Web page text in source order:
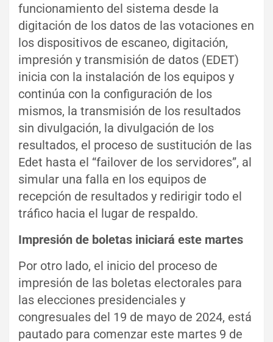
funcionamiento del sistema desde la
digitación de los datos de las votaciones en
los dispositivos de escaneo, digitación,
impresión y transmisión de datos (EDET)
inicia con la instalación de los equipos y
continúa con la configuración de los
mismos, la transmisión de los resultados
sin divulgación, la divulgación de los
resultados, el proceso de sustitución de las
Edet hasta el “failover de los servidores”, al
simular una falla en los equipos de
recepción de resultados y redirigir todo el
tráfico hacia el lugar de respaldo.
Impresión de boletas iniciará este martes
Por otro lado, el inicio del proceso de
impresión de las boletas electorales para
las elecciones presidenciales y
congresuales del 19 de mayo de 2024, está
pautado para comenzar este martes 9 de